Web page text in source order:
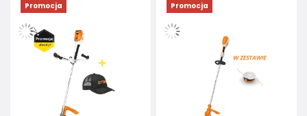
Promocja Promocja